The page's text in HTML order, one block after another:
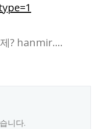
? hanmir....
니다.